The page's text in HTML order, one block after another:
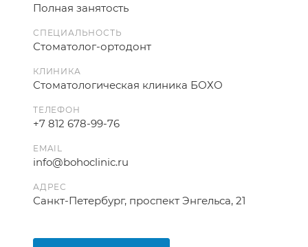
Полная занятость
СПЕЦИАЛЬНОСТЬ
Стоматолог-ортодонт
КЛИНИКА
Стоматологическая клиника БОХО
ТЕЛЕФОН
+7 812 678-99-76
EMAIL
info@bohoclinic.ru
АДРЕС
Санкт-Петербург, проспект Энгельса, 21